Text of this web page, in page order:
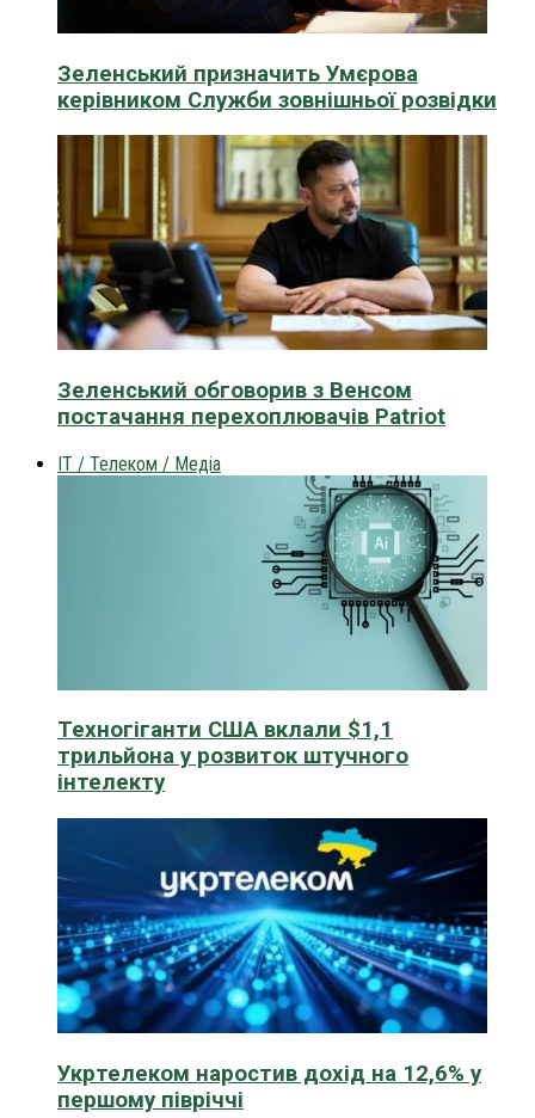
Зеленський призначить Умєрова
керівником Служби зовнішньої розвідки
Зеленський обговорив з Венсом
постачання перехоплювачів Patriot
IT / Телеком / Медіа
Техногіганти США вклали $1,1
трильйона у розвиток штучного
інтелекту
Укртелеком наростив дохід на 12,6% у
першому півріччі